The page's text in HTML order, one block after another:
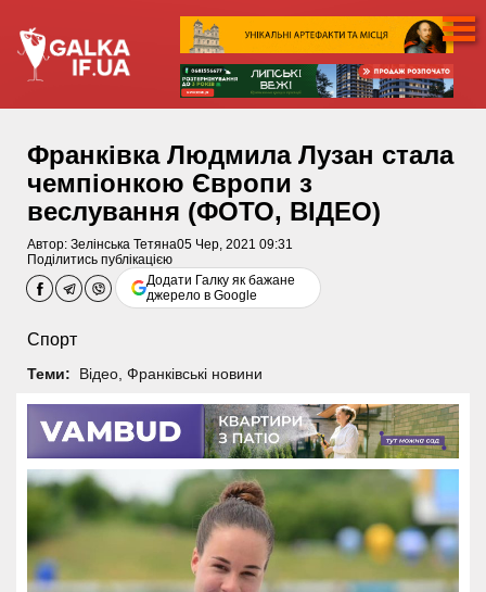
Франківка Людмила Лузан стала
чемпіонкою Європи з
веслування (ФОТО, ВІДЕО)
Автор: Зелінська Тетяна05 Чер, 2021 09:31
Поділитись публікацією
Додати Галку як бажане
джерело в Google
Спорт
Теми: Відео, Франківські новини